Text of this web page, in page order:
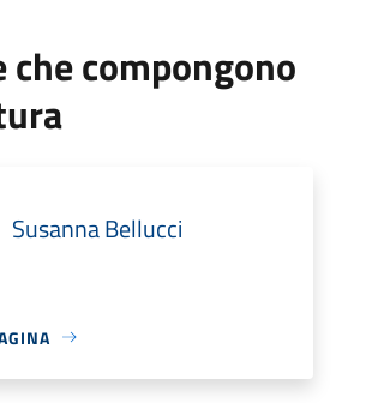
che compongono
Susanna Bellucci